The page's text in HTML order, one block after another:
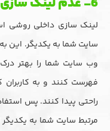
لینک سازی داخلی روشی
سایت شما به یکدیگر. این
وب سایت شما را بهتر
فهرست کنند و به
راحتی پیدا کنند. پس
مرتبط سایت شما به